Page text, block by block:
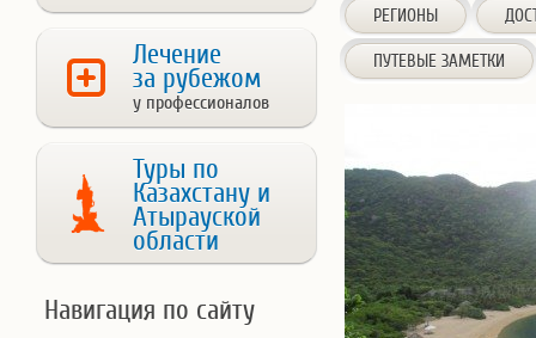
Лечение
за рубежом
у профессионалов
Туры по
Казахстану и
Атырауской
области
Навигация по сайту
РЕГИОНЫ
ПУТЕВЫЕ ЗАМЕТКИ